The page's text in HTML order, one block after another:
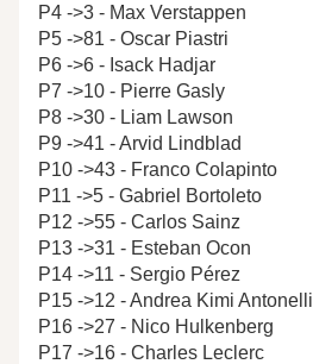
P4 ->3 - Max Verstappen
P5 ->81 - Oscar Piastri
P6 ->6 - Isack Hadjar
P7 ->10 - Pierre Gasly
P8 ->30 - Liam Lawson
P9 ->41 - Arvid Lindblad
P10 ->43 - Franco Colapinto
P11 ->5 - Gabriel Bortoleto
P12 ->55 - Carlos Sainz
P13 ->31 - Esteban Ocon
P14 ->11 - Sergio Pérez
P15 ->12 - Andrea Kimi Antonelli
P16 ->27 - Nico Hulkenberg
P17 ->16 - Charles Leclerc